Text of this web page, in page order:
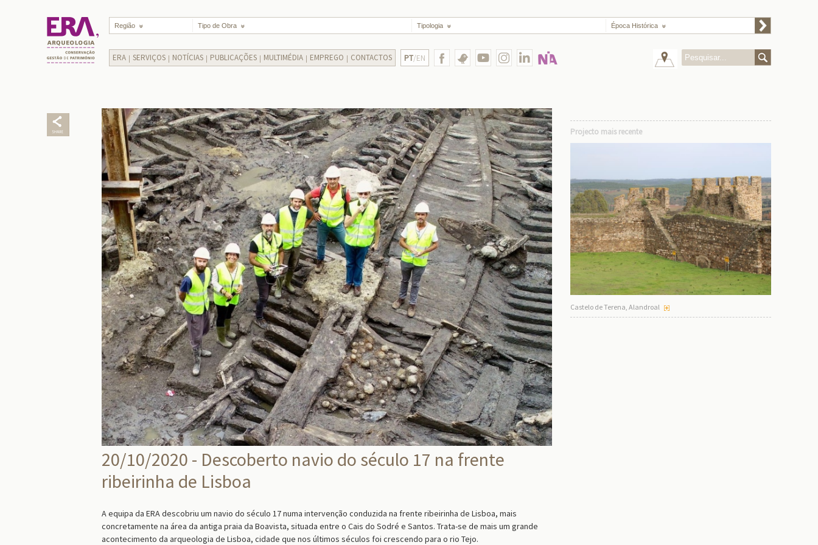
Região Tipo de Obra Tipologia Época Histórica
ERA SERVIÇOS NOTÍCIAS PUBLICAÇÕES MULTIMÉDIA EMPREGO CONTACTOS PT/EN
20/10/2020 - Descoberto navio do século 17 na frente
ribeirinha de Lisboa
A equipa da ERA descobriu um navio do século 17 numa intervenção conduzida na frente ribeirinha de Lisboa, mais
concretamente na área da antiga praia da Boavista, situada entre o Cais do Sodré e Santos. Trata-se de mais um grande
acontecimento da arqueologia de Lisboa, cidade que nos últimos séculos foi crescendo para o rio Tejo.
Projecto mais recente
Castelo de Terena, Alandroal